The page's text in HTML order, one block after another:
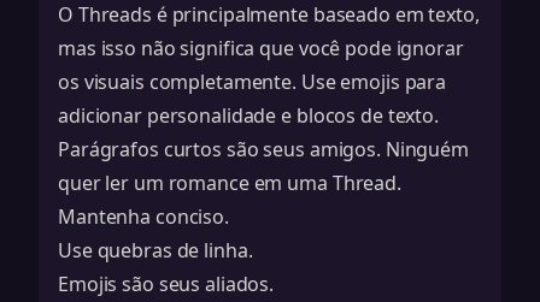
O Threads é principalmente baseado em texto,
mas isso não significa que você pode ignorar
os visuais completamente. Use emojis para
adicionar personalidade e blocos de texto.
Parágrafos curtos são seus amigos. Ninguém
quer ler um romance em uma Thread.
Mantenha conciso.
Use quebras de linha.
Emojis são seus aliados.